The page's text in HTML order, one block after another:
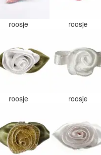
roosje roosje
roosje roosje